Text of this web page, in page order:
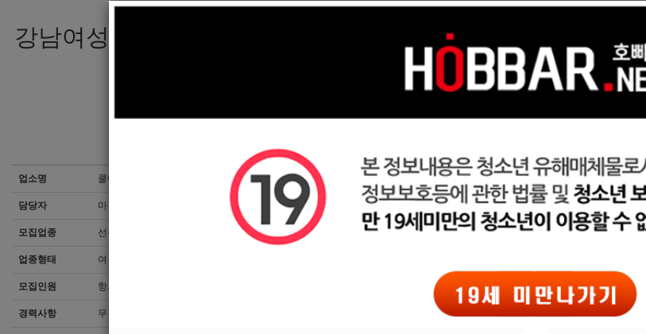
강남여성전용가라오케 최대규모 호빠 쿨타임에서 함께 돈벌
합니다.
업소명 쿨타임
담당자 마감된 공고입니다.
모집업종 선수
업종형태 여성전용클럽
모집인원 항시모집
경력사항 무관